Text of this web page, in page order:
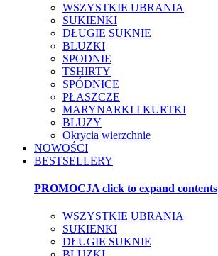
WSZYSTKIE UBRANIA
SUKIENKI
DŁUGIE SUKNIE
BLUZKI
SPODNIE
TSHIRTY
SPÓDNICE
PŁASZCZE
MARYNARKI I KURTKI
BLUZY
Okrycia wierzchnie
NOWOŚCI
BESTSELLERY
PROMOCJA click to expand contents
WSZYSTKIE UBRANIA
SUKIENKI
DŁUGIE SUKNIE